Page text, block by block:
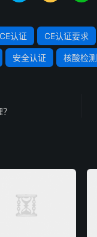
CE认证 CE认证要求
安全认证 核酸检测